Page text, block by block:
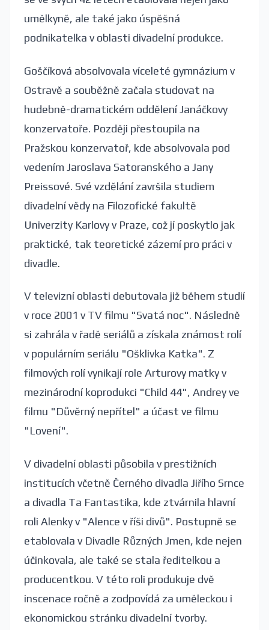
umělkyně, ale také jako úspěšná
podnikatelka v oblasti divadelní produkce.
Goščíková absolvovala víceleté gymnázium v
Ostravě a souběžně začala studovat na
hudebně-dramatickém oddělení Janáčkovy
konzervatoře. Později přestoupila na
Pražskou konzervatoř, kde absolvovala pod
vedením Jaroslava Satoranského a Jany
Preissové. Své vzdělání završila studiem
divadelní vědy na Filozofické fakultě
Univerzity Karlovy v Praze, což jí poskytlo jak
praktické, tak teoretické zázemí pro práci v
divadle.
V televizní oblasti debutovala již během studií
v roce 2001 v TV filmu "Svatá noc". Následně
si zahrála v řadě seriálů a získala známost rolí
v populárním seriálu "Ošklivka Katka". Z
filmových rolí vynikají role Arturovy matky v
mezinárodní koprodukci "Child 44", Andrey ve
filmu "Důvěrný nepřítel" a účast ve filmu
"Lovení".
V divadelní oblasti působila v prestižních
institucích včetně Černého divadla Jiřího Srnce
a divadla Ta Fantastika, kde ztvárnila hlavní
roli Alenky v "Alence v říši divů". Postupně se
etablovala v Divadle Různých Jmen, kde nejen
účinkovala, ale také se stala ředitelkou a
producentkou. V této roli produkuje dvě
inscenace ročně a zodpovídá za uměleckou i
ekonomickou stránku divadelní tvorby.